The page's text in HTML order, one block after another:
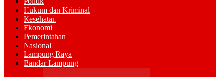
Hukum dan Kriminal
Kesehatan
Ekonomi
Pemerintahan
Nasional
Lampung Raya
Bandar Lampung